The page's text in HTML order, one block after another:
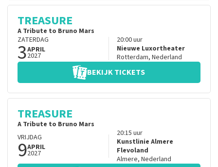
TREASURE
A Tribute to Bruno Mars
ZATERDAG
3APRIL
2027
20:00uur
Nieuwe Luxortheater
Rotterdam, Nederland
BEKIJK TICKETS
TREASURE
A Tribute to Bruno Mars
VRIJDAG
9APRIL
2027
20:15 uur
Kunstlinie Almere
Flevoland
Almere, Nederland